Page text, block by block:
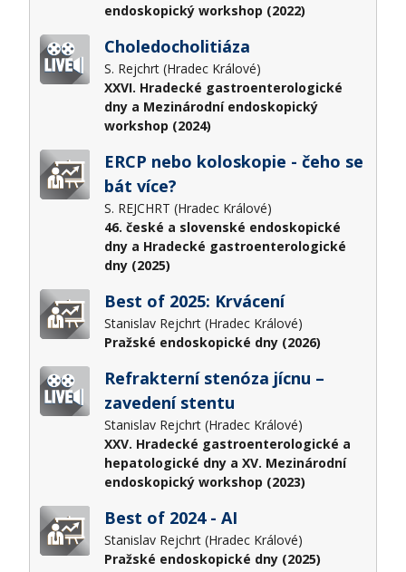
endoskopický workshop (2022)
Choledocholitiáza
S. Rejchrt (Hradec Králové)
XXVI. Hradecké gastroenterologické
dny a Mezinárodní endoskopický
workshop (2024)
ERCP nebo koloskopie - čeho se
bát více?
S. REJCHRT (Hradec Králové)
46. české a slovenské endoskopické
dny a Hradecké gastroenterologické
dny (2025)
Best of 2025: Krvácení
Stanislav Rejchrt (Hradec Králové)
Pražské endoskopické dny (2026)
Refrakterní stenóza jícnu –
zavedení stentu
Stanislav Rejchrt (Hradec Králové)
XXV. Hradecké gastroenterologické a
hepatologické dny a XV. Mezinárodní
endoskopický workshop (2023)
Best of 2024 - AI
Stanislav Rejchrt (Hradec Králové)
Pražské endoskopické dny (2025)